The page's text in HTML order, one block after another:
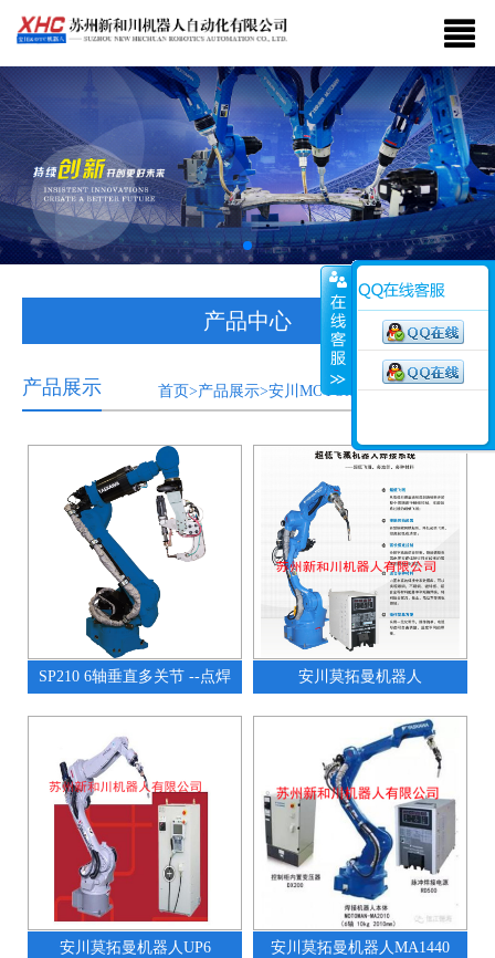
产品中心
产品展示 首页>产品展示>安川MOTOMAN家族系列产品
SP210 6轴垂直多关节 --点焊 安川莫拓曼机器人
安川莫拓曼机器人UP6 安川莫拓曼机器人MA1440